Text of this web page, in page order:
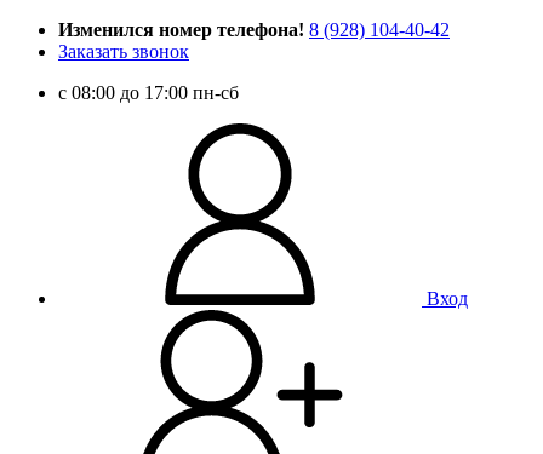
Изменился номер телефона! 8 (928) 104-40-42
Заказать звонок
c 08:00 до 17:00 пн-сб
Вход